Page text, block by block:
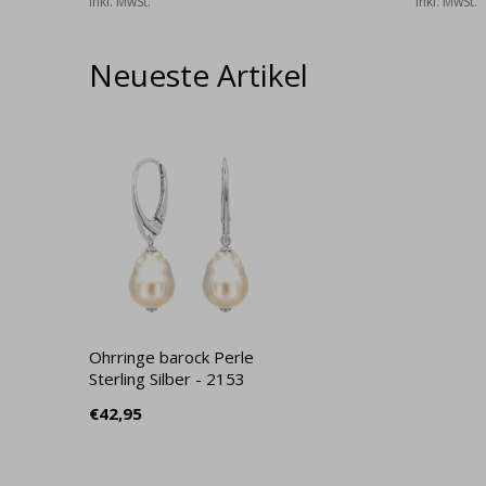
Neueste Artikel
Ohrringe barock Perle
Sterling Silber - 2153
€42,95